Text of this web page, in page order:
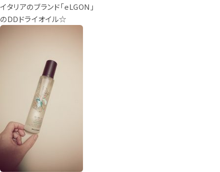
イタリアのブランド「eLGON」
のDDドライオイル☆